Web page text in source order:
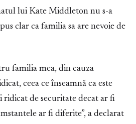
lui Kate Middleton nu s-a
clar ca familia sa are nevoie de
familia mea, din cauza
ceea ce înseamnă ca este
ridicat de securitate decat ar fi
ar fi diferite”, a declarat